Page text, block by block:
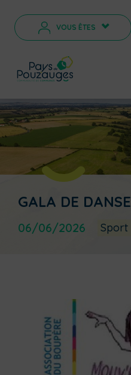
VOUS ÊTES >
GALA DE DANSE
06/06/2026 Sport